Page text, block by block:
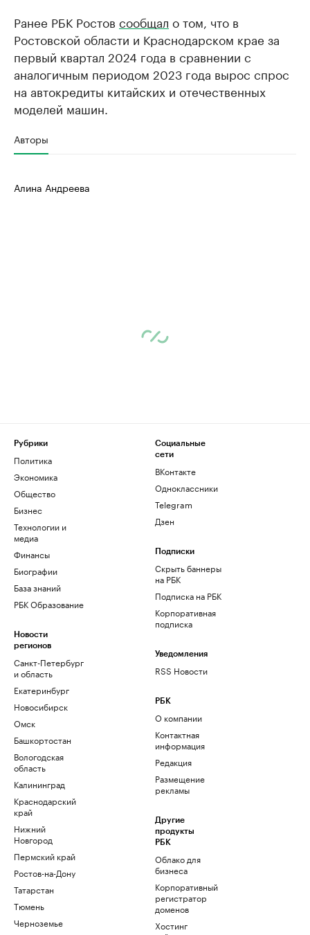
Ранее РБК Ростов сообщал о том, что в
Ростовской области и Краснодарском крае за
первый квартал 2024 года в сравнении с
аналогичным периодом 2023 года вырос спрос
на автокредиты китайских и отечественных
моделей машин.
Авторы
Алина Андреева
Рубрики
Политика
Экономика
Общество
Бизнес
Технологии и
медиа
Финансы
Биографии
База знаний
РБК Образование
Новости
регионов
Санкт-Петербург
и область
Екатеринбург
Новосибирск
Омск
Башкортостан
Вологодская
область
Калининград
Краснодарский
край
Нижний
Новгород
Пермский край
Ростов-на-Дону
Татарстан
Тюмень
Черноземье
Социальные
сети
ВКонтакте
Одноклассники
Telegram
Дзен
Подписки
Скрыть баннеры
на РБК
Подписка на РБК
Корпоративная
подписка
Уведомления
RSS Новости
РБК
О компании
Контактная
информация
Редакция
Размещение
рекламы
Другие
продукты
РБК
Облако для
бизнеса
Корпоративный
регистратор
доменов
Хостинг